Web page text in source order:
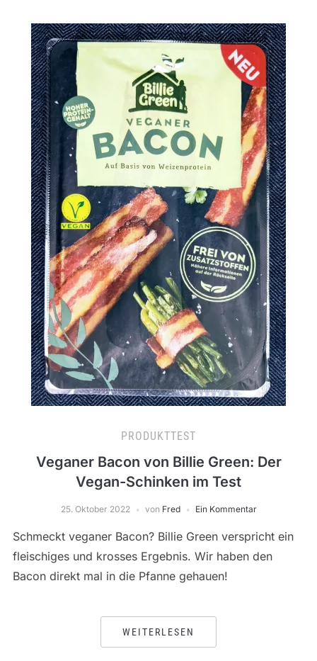
PRODUKTTEST
Veganer Bacon von Billie Green: Der
Vegan-Schinken im Test
25. Oktober 2022 von Fred Ein Kommentar
Schmeckt veganer Bacon? Billie Green verspricht ein
fleischiges und krosses Ergebnis. Wir haben den
Bacon direkt mal in die Pfanne gehauen!
WEITERLESEN